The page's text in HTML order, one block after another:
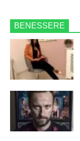
BENESSERE